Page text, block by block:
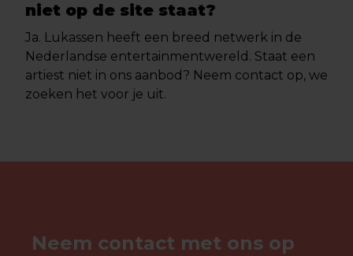
niet op de site staat?
Ja. Lukassen heeft een breed netwerk in de
Nederlandse entertainmentwereld. Staat een
artiest niet in ons aanbod? Neem contact op, we
zoeken het voor je uit.
Neem contact met ons op